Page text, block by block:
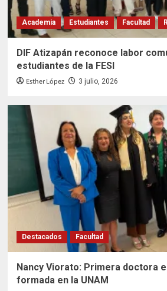
Academia Estudiantes Facultad
DIF Atizapán reconoce labor
estudiantes de la FESI
Esther López 3 julio, 2026
Destacados Facultad
Nancy Viorato: Primera doctora
formada en la UNAM